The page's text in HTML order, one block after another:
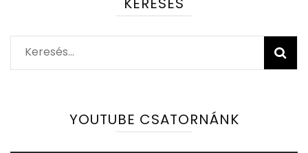
Keresés:
YOUTUBE CSATORNÁNK